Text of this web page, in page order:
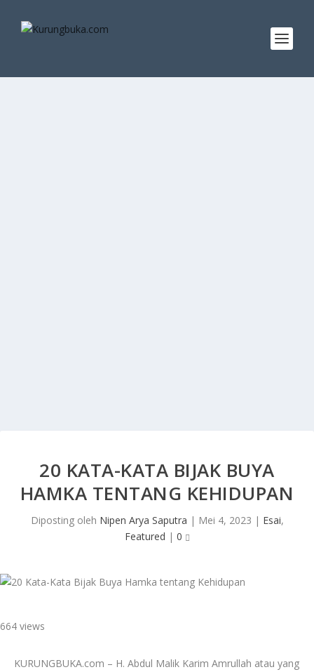
20 KATA-KATA BIJAK BUYA
HAMKA TENTANG KEHIDUPAN
Diposting oleh Nipen Arya Saputra | Mei 4, 2023 | Esai,
Featured | 0
664 views
KURUNGBUKA.com – H. Abdul Malik Karim Amrullah atau yang